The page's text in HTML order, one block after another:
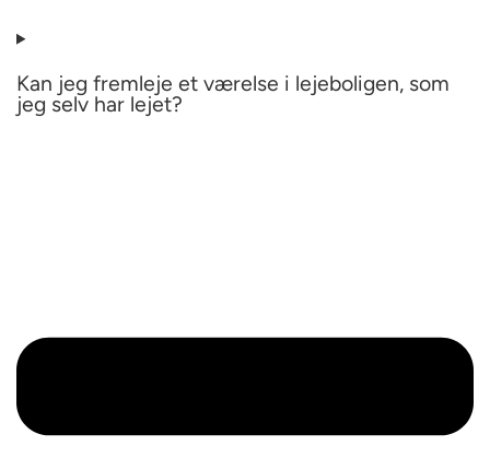
Kan jeg fremleje et værelse i lejeboligen, som
jeg selv har lejet?